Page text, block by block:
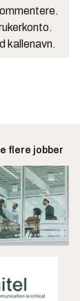
kallenavn.
flere jobber